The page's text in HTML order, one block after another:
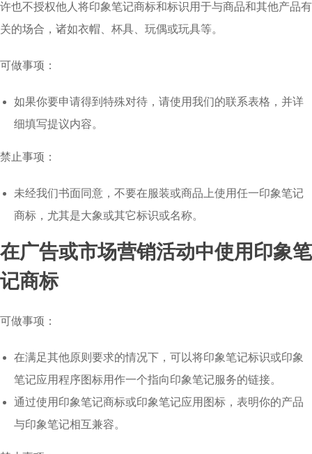
许也不授权他人将印象笔记商标和标识用于与商品和其他产品有
关的场合，诸如衣帽、杯具、玩偶或玩具等。
可做事项：
如果你要申请得到特殊对待，请使用我们的联系表格，并详
细填写提议内容。
禁止事项：
未经我们书面同意，不要在服装或商品上使用任一印象笔记
商标，尤其是大象或其它标识或名称。
在广告或市场营销活动中使用印象笔
记商标
可做事项：
在满足其他原则要求的情况下，可以将印象笔记标识或印象
笔记应用程序图标用作一个指向印象笔记服务的链接。
通过使用印象笔记商标或印象笔记应用图标，表明你的产品
与印象笔记相互兼容。